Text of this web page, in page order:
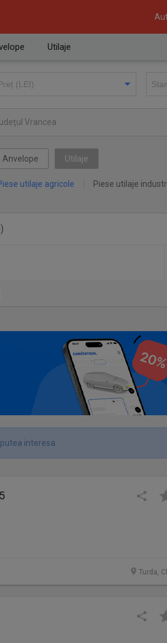
Utilaje
Vrancea
Anvelope Utilaje
utilaje agricole Piese utilaje
interesa.
Turda,